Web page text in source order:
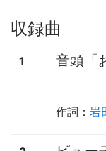
収録曲
1 音頭「
作詞： 岩